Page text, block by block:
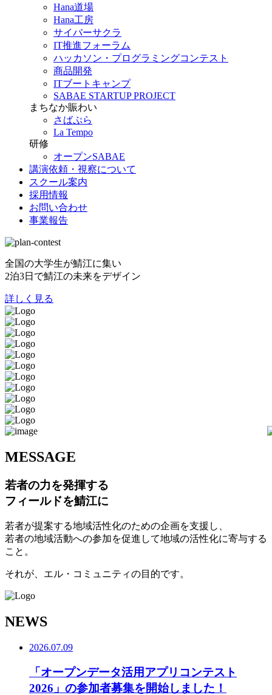
Hana道場
Hana工房
サイバーサクラ
IT推進フォーラム
ハッカソン・プログラミングコンテスト
商品開発
ITブートキャンプ
SABAE STARTUP PROJECT
まちなか賑わい
さばぷら
La Tempo
研修
オープンSABAE
講演依頼・視察について
スクール案内
採用情報
お問い合わせ
事業報告
全国の大学生が鯖江に集い
2泊3日で鯖江の未来をデザイン
詳しく見る
MESSAGE
若者の力を発揮する
フィールドを鯖江に
若者が提案する地域活性化のための企画を支援し、
若者の地域活動への参加を促進して地域の活性化に寄与する
こと。
それが、エル・コミュニティの目的です。
NEWS
2026.07.09
「オープンデータ活用アプリコンテスト
2026」の参加者募集を開始しました！